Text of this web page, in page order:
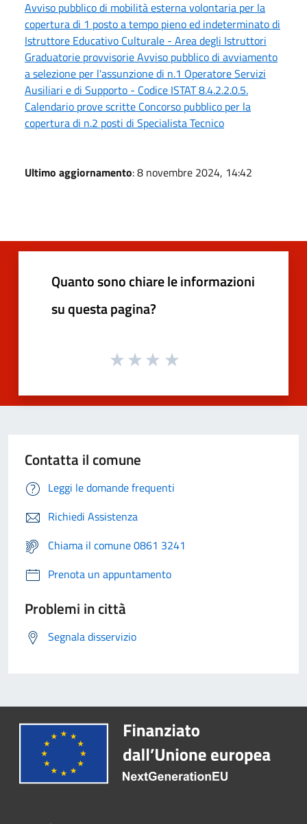
Avviso pubblico di mobilità esterna volontaria per la
copertura di 1 posto a tempo pieno ed indeterminato di
Istruttore Educativo Culturale - Area degli Istruttori
Graduatorie provvisorie Avviso pubblico di avviamento
a selezione per l'assunzione di n.1 Operatore Servizi
Ausiliari e di Supporto - Codice ISTAT 8.4.2.2.0.5.
Calendario prove scritte Concorso pubblico per la
copertura di n.2 posti di Specialista Tecnico
Ultimo aggiornamento: 8 novembre 2024, 14:42
Quanto sono chiare le informazioni
su questa pagina?
Contatta il comune
Leggi le domande frequenti
Richiedi Assistenza
Chiama il comune 0861 3241
Prenota un appuntamento
Problemi in città
Segnala disservizio